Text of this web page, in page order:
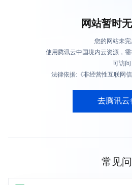
网站暂时
您的网站未
使用腾讯云中国境内云资源，
可访问
法律依据:《非经营性互联网
去腾讯云
常见